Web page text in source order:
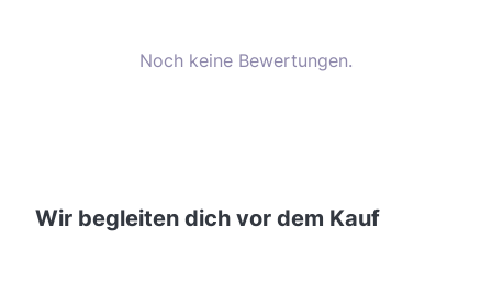
Noch keine Bewertungen.
Wir begleiten dich vor dem Kauf